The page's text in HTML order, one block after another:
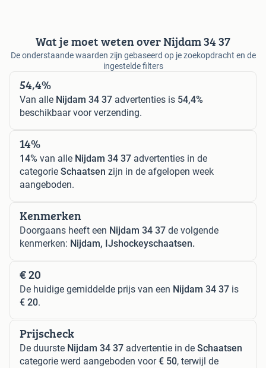
Wat je moet weten over Nijdam 34 37
De onderstaande waarden zijn gebaseerd op je zoekopdracht en de
ingestelde filters
54,4%
Van alle Nijdam 34 37 advertenties is 54,4%
beschikbaar voor verzending.
14%
14% van alle Nijdam 34 37 advertenties in de
categorie Schaatsen zijn in de afgelopen week
aangeboden.
Kenmerken
Doorgaans heeft een Nijdam 34 37 de volgende
kenmerken: Nijdam, IJshockeyschaatsen.
€ 20
De huidige gemiddelde prijs van een Nijdam 34 37 is
€ 20.
Prijscheck
De duurste Nijdam 34 37 advertentie in de Schaatsen
categorie werd aangeboden voor€ 50, terwijl de